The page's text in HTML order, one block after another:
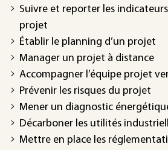
Suivre et reporter les
projet
Établir le planning d’un projet
Manager un projet à distance
Accompagner l’équipe projet
Prévenir les risques du projet
Mener un diagnostic
Décarboner les utilités
Mettre en place les